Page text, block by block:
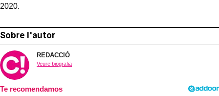
2020.
Sobre l'autor
REDACCIÓ
Veure biografia